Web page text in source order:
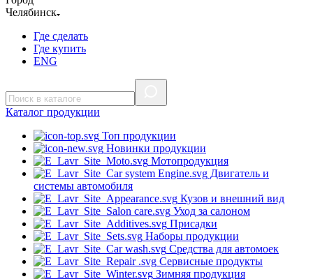
Челябинск
Где сделать
Где купить
ENG
Каталог продукции
Топ продукции
Новинки продукции
Мотопродукция
Двигатель и
системы автомобиля
Кузов и внешний вид
Уход за салоном
Присадки
Наборы продукции
Средства для автомоек
Сервисные продукты
Зимняя продукция